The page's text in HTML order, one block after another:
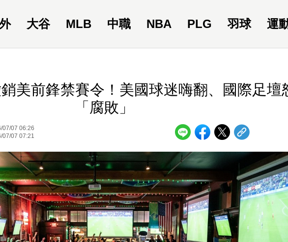
大谷 MLB 中職 NBA PLG 羽球 運
美前鋒禁賽令！美國球迷嗨翻、國際足壇
「腐敗」
07/07 06:26
07/07 07:21